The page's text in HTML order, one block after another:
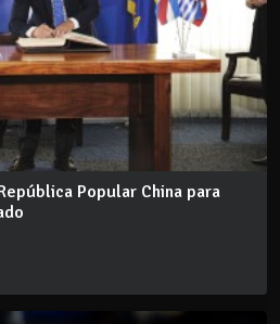
Popular China para